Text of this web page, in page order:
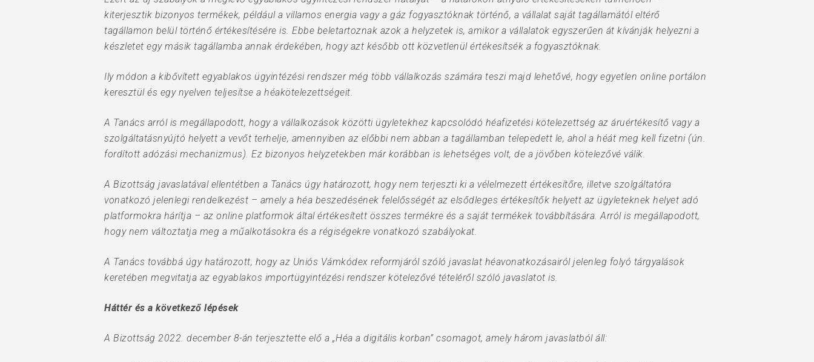
kiterjesztik bizonyos termékek, például a villamos energia vagy a gáz fogyasztóknak történő, a vállalat saját tagállamától eltérő
tagállamon belül történő értékesítésére is. Ebbe beletartoznak azok a helyzetek is, amikor a vállalatok egyszerűen át kívánják helyezni a
készletet egy másik tagállamba annak érdekében, hogy azt később ott közvetlenül értékesítsék a fogyasztóknak.
Ily módon a kibővített egyablakos ügyintézési rendszer még több vállalkozás számára teszi majd lehetővé, hogy egyetlen online portálon
keresztül és egy nyelven teljesítse a héakötelezettségeit.
A Tanács arról is megállapodott, hogy a vállalkozások közötti ügyletekhez kapcsolódó héafizetési kötelezettség az áruértékesítő vagy a
szolgáltatásnyújtó helyett a vevőt terhelje, amennyiben az előbbi nem abban a tagállamban telepedett le, ahol a héát meg kell fizetni (ún.
fordított adózási mechanizmus). Ez bizonyos helyzetekben már korábban is lehetséges volt, de a jövőben kötelezővé válik.
A Bizottság javaslatával ellentétben a Tanács úgy határozott, hogy nem terjeszti ki a vélelmezett értékesítőre, illetve szolgáltatóra
vonatkozó jelenlegi rendelkezést – amely a héa beszedésének felelősségét az elsődleges értékesítők helyett az ügyleteknek helyet adó
platformokra hárítja – az online platformok által értékesített összes termékre és a saját termékek továbbítására. Arról is megállapodott,
hogy nem változtatja meg a műalkotásokra és a régiségekre vonatkozó szabályokat.
A Tanács továbbá úgy határozott, hogy az Uniós Vámkódex reformjáról szóló javaslat héavonatkozásairól jelenleg folyó tárgyalások
keretében megvitatja az egyablakos importügyintézési rendszer kötelezővé tételéről szóló javaslatot is.
Háttér és a következő lépések
A Bizottság 2022. december 8-án terjesztette elő a „Héa a digitális korban” csomagot, amely három javaslatból áll: